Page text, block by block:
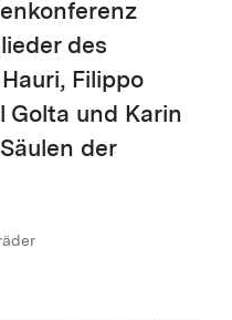
des
Filippo
Golta und Karin
der